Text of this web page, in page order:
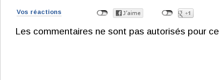
Vos réactions
Les commentaires ne sont pas autorisés pour